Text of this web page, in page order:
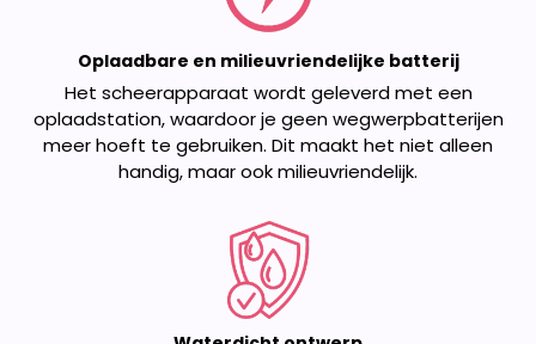
Oplaadbare en milieuvriendelijke batterij
Het scheerapparaat wordt geleverd met een
oplaadstation, waardoor je geen wegwerpbatterijen
meer hoeft te gebruiken. Dit maakt het niet alleen
handig, maar ook milieuvriendelijk.